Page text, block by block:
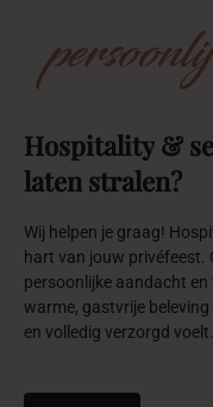
Hospitality &
laten stralen?
Wij helpen je graag!
hart van jouw privéfeest.
persoonlijke aandacht en
warme, gastvrije
en volledig verzorgd voelt.